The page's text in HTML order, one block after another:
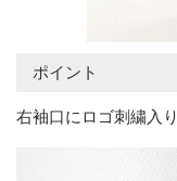
ポイント
右袖口にロゴ刺繍入り